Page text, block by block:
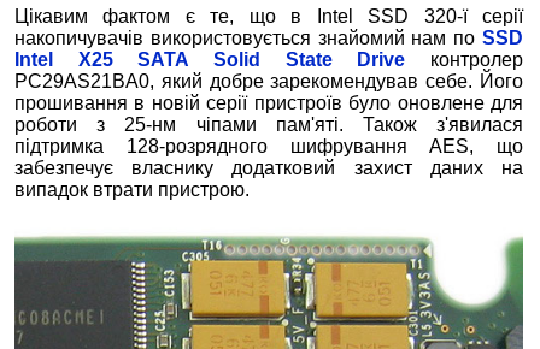
Цікавим фактом є те, що в Intel SSD 320-ї серії
накопичувачів використовується знайомий нам поSSD
Intel X25 SATA Solid State Drive контролер
PC29AS21BA0, який добре зарекомендував себе. Його
прошивання в новій серії пристроїв було оновлене для
роботи з 25-нм чіпами пам'яті. Також з'явилася
підтримка 128-розрядного шифрування AES, що
забезпечує власнику додатковий захист даних на
випадок втрати пристрою.